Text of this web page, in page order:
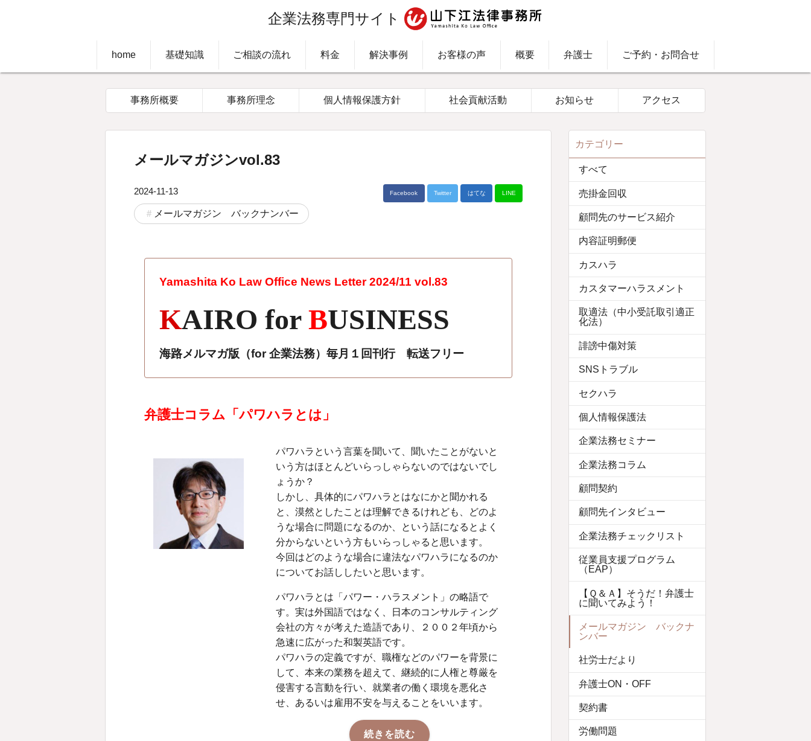
企業法務専門サイト
home 基礎知識 ご相談の流れ 料金 解決事例 お客様の声 概要 弁護士 ご予約・お問合せ
メールマガジンvol.83
2024-11-13
メールマガジン バックナンバー
Facebook Twitter はてな LINE
Yamashita Ko Law Office News Letter 2024/11 vol.83
KAIRO for BUSINESS
海路メルマガ版（for 企業法務）毎月１回刊行 転送フリー
弁護士コラム「パワハラとは」
パワハラという言葉を聞いて、聞いたことがないと
いう方はほとんどいらっしゃらないのではないでし
ょうか？
しかし、具体的にパワハラとはなにかと聞かれる
と、漠然としたことは理解できるけれども、どのよ
うな場合に問題になるのか、という話になるとよく
分からないという方もいらっしゃると思います。
今回はどのような場合に違法なパワハラになるのか
についてお話ししたいと思います。
パワハラとは「パワー・ハラスメント」の略語で
す。実は外国語ではなく、日本のコンサルティング
会社の方々が考えた造語であり、２００２年頃から
急速に広がった和製英語です。
パワハラの定義ですが、職権などのパワーを背景に
して、本来の業務を超えて、継続的に人権と尊厳を
侵害する言動を行い、就業者の働く環境を悪化さ
せ、あるいは雇用不安を与えることをいいます。
続きを読む
事務所概要 事務所理念 個人情報保護方針 社会貢献活動 お知らせ アクセス
カテゴリー
すべて
売掛金回収
顧問先のサービス紹介
内容証明郵便
カスハラ
カスタマーハラスメント
取適法（中小受託取引適正
化法）
誹謗中傷対策
SNSトラブル
セクハラ
個人情報保護法
企業法務セミナー
企業法務コラム
顧問契約
顧問先インタビュー
企業法務チェックリスト
従業員支援プログラム
（EAP）
【Ｑ＆Ａ】そうだ！弁護士
に聞いてみよう！
メールマガジン バックナ
ンバー
社労士だより
弁護士ON・OFF
契約書
労働問題